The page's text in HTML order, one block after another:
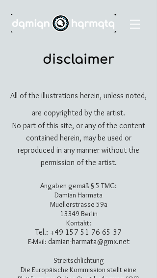
disclaimer
All of the illustrations herein, unless noted,
are copyrighted by the artist.
No part of this site, or any of the content
contained herein, may be used or
reproduced in any manner without the
permission of the artist.
Angaben gemäß § 5 TMG:
Damian Harmata
Muellerstrasse 59a
13349 Berlin
Kontakt:
Tel.: +49 157 51 76 65 37
E-Mail: damian-harmata@gmx.net
Streitschlichtung
Die Europäische Kommission stellt eine